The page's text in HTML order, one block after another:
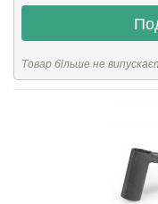
Товар більше не